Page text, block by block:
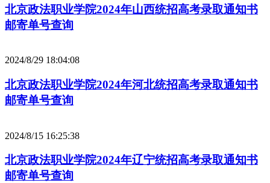
北京政法职业学院2024年山西统招高考录取通知书
邮寄单号查询
2024/8/29 18:04:08
北京政法职业学院2024年河北统招高考录取通知书
邮寄单号查询
2024/8/15 16:25:38
北京政法职业学院2024年辽宁统招高考录取通知书
邮寄单号查询